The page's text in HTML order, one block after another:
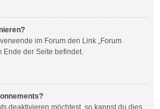
im Forum den Link „Forum
Ende der Seite befindet.
deaktivieren möchtest, so kannst du dies